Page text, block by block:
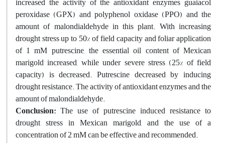
peroxidase (GPX) and polyphenol oxidase (PPO) and the
amount of malondialdehyde in this plant. With increasing
drought stress up to 50% of field capacity and foliar application
of 1 mM putrescine, the essential oil content of Mexican
marigold increased, while under severe stress (25% of field
capacity) is decreased. Putrescine decreased by inducing
drought resistance. The activity of antioxidant enzymes and the
amount of malondialdehyde.
Conclusion: The use of putrescine induced resistance to
drought stress in Mexican marigold, and the use of a
concentration of 2 mM can be effective and recommended.